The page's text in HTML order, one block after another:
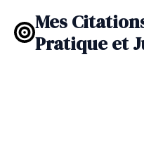
contenu
Mes
Pratique et